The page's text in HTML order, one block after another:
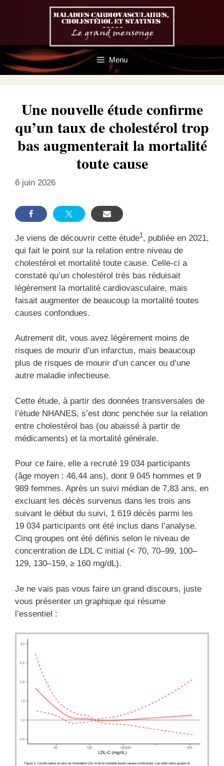
Menu
Une nouvelle étude confirme
qu’un taux de cholestérol trop
bas augmenterait la mortalité
toute cause
6 juin 2026
Je viens de découvrir cette étude1 , publiée en 2021,
qui fait le point sur la relation entre niveau de
cholestérol et mortalité toute cause. Celle-ci a
constaté qu’un cholestérol très bas réduisait
légèrement la mortalité cardiovasculaire, mais
faisait augmenter de beaucoup la mortalité toutes
causes confondues.
Autrement dit, vous avez légèrement moins de
risques de mourir d’un infarctus, mais beaucoup
plus de risques de mourir d’un cancer ou d’une
autre maladie infectieuse.
Cette étude, à partir des données transversales de
l’étude NHANES, s’est donc penchée sur la relation
entre cholestérol bas (ou abaissé à partir de
médicaments) et la mortalité générale.
Pour ce faire, elle a recruté 19 034 participants
(âge moyen : 46,44 ans), dont 9 045 hommes et 9
989 femmes. Après un suivi médian de 7,83 ans, en
excluant les décès survenus dans les trois ans
suivant le début du suivi, 1 619 décès parmi les
19 034 participants ont été inclus dans l’analyse.
Cinq groupes ont été définis selon le niveau de
concentration de LDL C initial (< 70, 70–99, 100–
129, 130–159, ≥ 160 mg/dL).
Je ne vais pas vous faire un grand discours, juste
vous présenter un graphique qui résume
l’essentiel :